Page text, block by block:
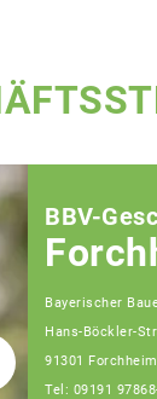
BBV-
Bayerischer
Hans-Böckler-
91301 Forchheim
Tel: 09191